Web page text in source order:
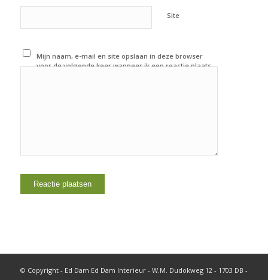
Site
Mijn naam, e-mail en site opslaan in deze browser
voor de volgende keer wanneer ik een reactie plaats.
© Copyright - Ed Dam Ed Dam Interieur - W.M. Dudokweg 12 - 1703 DB -